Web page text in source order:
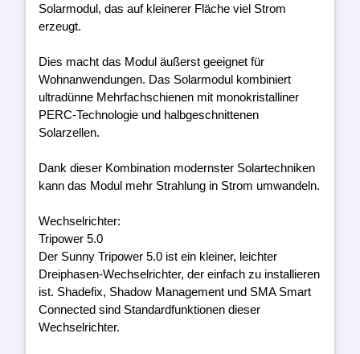
Solarmodul, das auf kleinerer Fläche viel Strom
erzeugt.
Dies macht das Modul äußerst geeignet für
Wohnanwendungen. Das Solarmodul kombiniert
ultradünne Mehrfachschienen mit monokristalliner
PERC-Technologie und halbgeschnittenen
Solarzellen.
Dank dieser Kombination modernster Solartechniken
kann das Modul mehr Strahlung in Strom umwandeln.
Wechselrichter:
Tripower 5.0
Der Sunny Tripower 5.0 ist ein kleiner, leichter
Dreiphasen-Wechselrichter, der einfach zu installieren
ist. Shadefix, Shadow Management und SMA Smart
Connected sind Standardfunktionen dieser
Wechselrichter.